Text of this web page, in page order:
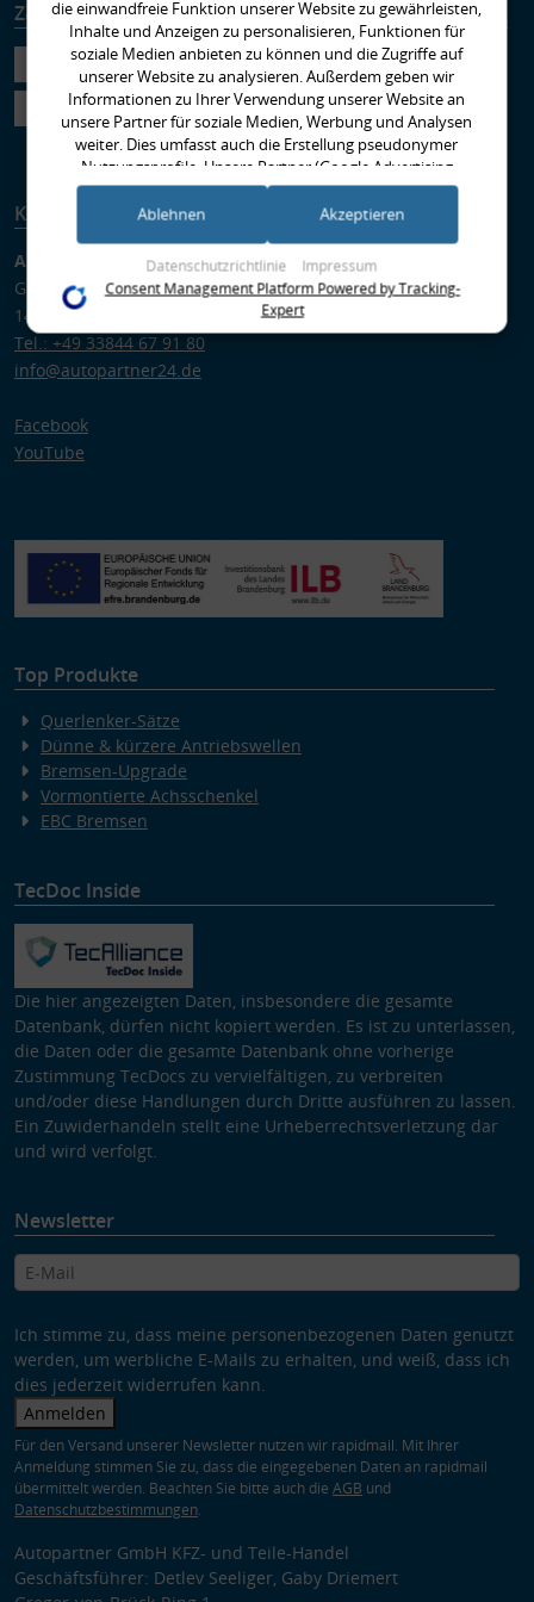
Zahlungsarten Versandarten
Kontakt
Autopartner GmbH
Gregor-von-Brück-Ring 1
14822 Brück
Tel.: +49 33844 67 91 80
info@autopartner24.de
Facebook
YouTube
Top Produkte
Querlenker-Sätze
Dünne & kürzere Antriebswellen
Bremsen-Upgrade
Vormontierte Achsschenkel
EBC Bremsen
TecDoc Inside
Die hier angezeigten Daten, insbesondere die gesamte
Datenbank, dürfen nicht kopiert werden. Es ist zu unterlassen,
die Daten oder die gesamte Datenbank ohne vorherige
Zustimmung TecDocs zu vervielfältigen, zu verbreiten
und/oder diese Handlungen durch Dritte ausführen zu lassen.
Ein Zuwiderhandeln stellt eine Urheberrechtsverletzung dar
und wird verfolgt.
Newsletter
Ich stimme zu, dass meine personenbezogenen Daten genutzt
werden, um werbliche E-Mails zu erhalten, und weiß, dass ich
dies jederzeit widerrufen kann.
Anmelden
Für den Versand unserer Newsletter nutzen wir rapidmail. Mit Ihrer
Anmeldung stimmen Sie zu, dass die eingegebenen Daten an rapidmail
übermittelt werden. Beachten Sie bitte auch die AGB und
Datenschutzbestimmungen.
Autopartner GmbH KFZ- und Teile-Handel
Geschäftsführer: Detlev Seeliger, Gaby Driemert
die einwandfreie Funktion unserer Website zu gewährleisten,
Inhalte und Anzeigen zu personalisieren, Funktionen für
soziale Medien anbieten zu können und die Zugriffe auf
unserer Website zu analysieren. Außerdem geben wir
Informationen zu Ihrer Verwendung unserer Website an
unsere Partner für soziale Medien, Werbung und Analysen
weiter. Dies umfasst auch die Erstellung pseudonymer
Nutzungsprofile. Unsere Partner (Google Advertising
Products) führen diese Informationen möglicherweise mit
weiteren Daten zusammen, die Sie ihnen bereitgestellt haben
im Rahmen Ihrer Nutzung der Dienste gesammelt haben
(bspw. Nutzungsdaten anderer Geräte). Ihre Einwilligung zur
Nutzung von Cookies und Pixeln können Sie jederzeit
widerrufen, indem Sie auf den Datenschutz-Button links
unten klicken und dort die entsprechenden Anpassungen
Zwecke der Datenverarbeitung durch unsere Partner:
Speichern von oder Zugriff auf Informationen auf einem Endgerät
Verwendung reduzierter Daten zur Auswahl von Werbeanzeigen
Verwendung von Profilen zur Auswahl personalisierter Inhalte
Messung der Werbeleistung
Messung der Performance von Inhalten
Analyse von Zielgruppen durch Statistiken oder Kombinationen
von Daten aus verschiedenen Quellen
Besondere Features:
Verwendung genauer Standortdaten
Endgeräteeigenschaften zur Identifikation aktiv abfragen
Datenschutzrichtlinie Impressum
Ablehnen Akzeptieren
Consent Management Platform Powered by Tracking-
Expert